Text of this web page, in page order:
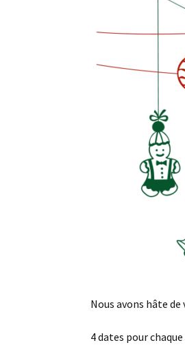
Nous avons hâte
4 dates pour